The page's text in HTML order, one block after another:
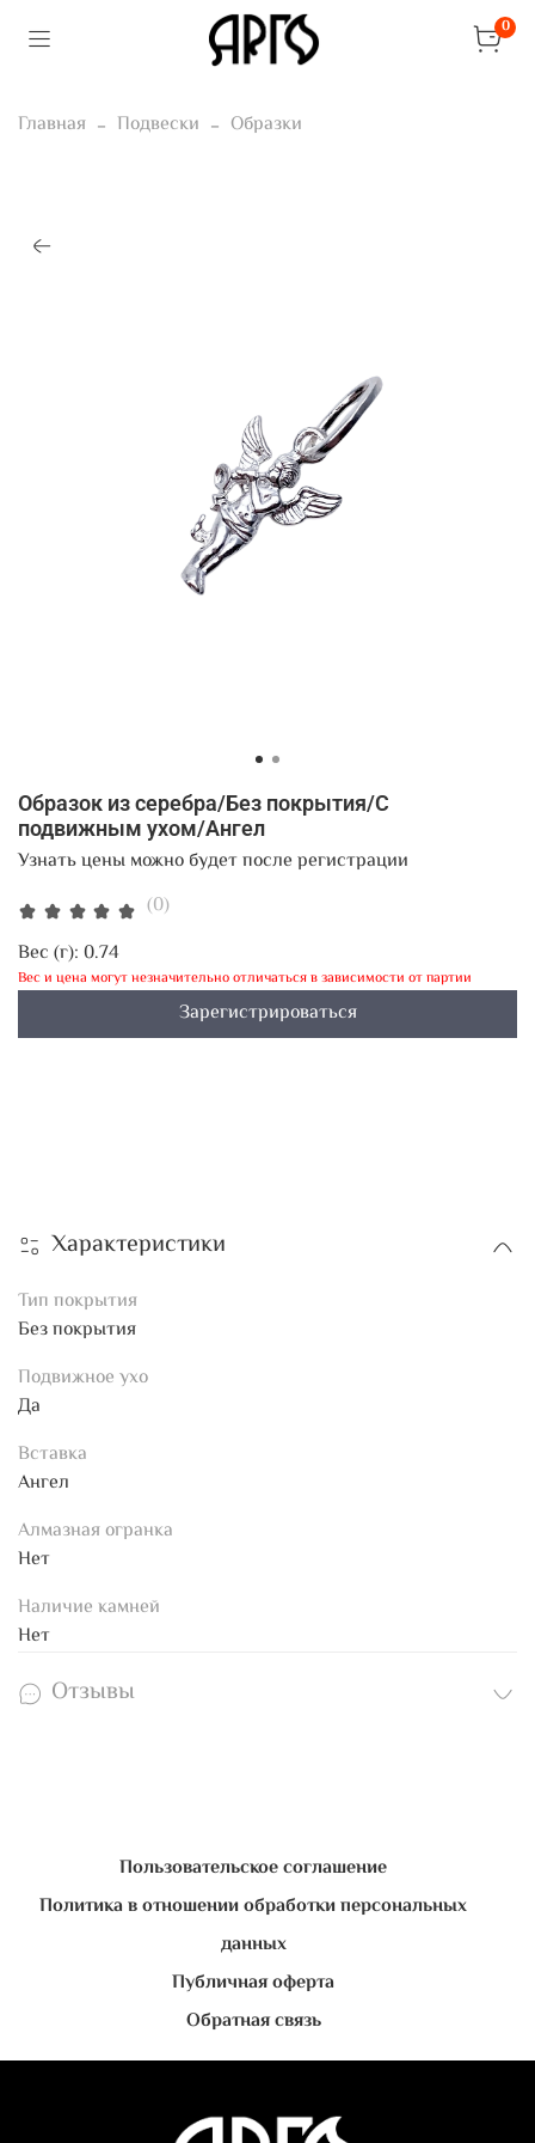
0
Главная Подвески Образки
(0)
Образок из серебра/Без покрытия/С
подвижным ухом/Ангел
Узнать цены можно будет после регистрации
Вес (г): 0.74
Вес и цена могут незначительно отличаться в зависимости от партии
Зарегистрироваться
Характеристики
Тип покрытия
Без покрытия
Подвижное ухо
Да
Вставка
Ангел
Алмазная огранка
Нет
Наличие камней
Нет
Отзывы
Пользовательское соглашение
Политика в отношении обработки персональных
данных
Публичная оферта
Обратная связь